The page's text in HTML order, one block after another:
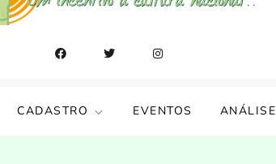
CADASTRO EVENTOS ANÁLISE